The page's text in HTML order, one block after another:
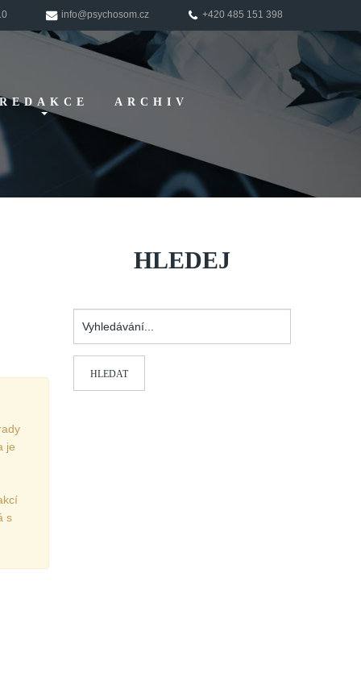
info@psychosom.cz +420 485 151 398
REDAKCE
Pokyny pro
ARCHIV
je
s
HLEDEJ
HLEDAT